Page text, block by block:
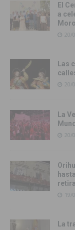
El
a
20/
Las
20/
La
20/
19/
La